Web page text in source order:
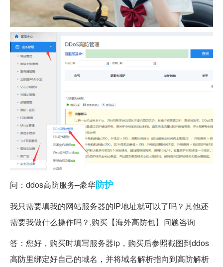
问： ddos高防服务–豪华防护
我只需要填我的网站服务器的IP地址就可以了吗？其他还
需要我做什么操作吗？,购买【海外高防包】问题咨询
答：您好，购买时填写服务器ip，购买后参照截图到ddos
高防里绑定好自己的域名，并将域名解析指向到高防解析